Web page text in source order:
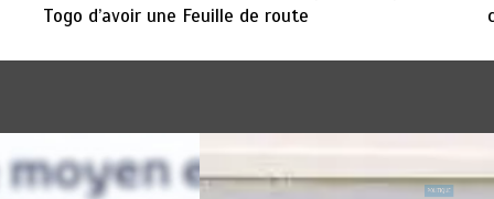
Togo d’avoir une Feuille de route